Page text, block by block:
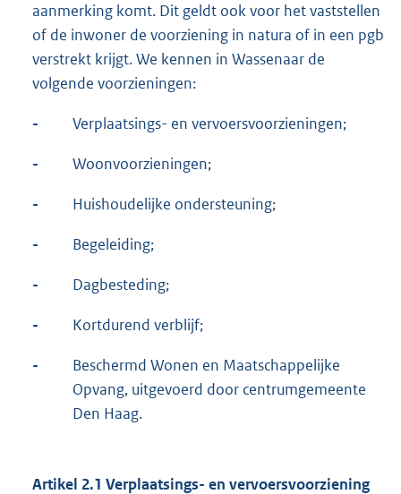
aanmerking komt. Dit geldt ook voor het vaststellen
of de inwoner de voorziening in natura of in een pgb
verstrekt krijgt. We kennen in Wassenaar de
volgende voorzieningen:
- Verplaatsings- en vervoersvoorzieningen;
- Woonvoorzieningen;
- Huishoudelijke ondersteuning;
- Begeleiding;
- Dagbesteding;
- Kortdurend verblijf;
-
Beschermd Wonen en Maatschappelijke
Opvang, uitgevoerd door centrumgemeente
Den Haag.
Artikel 2.1 Verplaatsings- en vervoersvoorziening